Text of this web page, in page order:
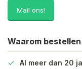
Mail ons!
Waarom
Al meer dan 20